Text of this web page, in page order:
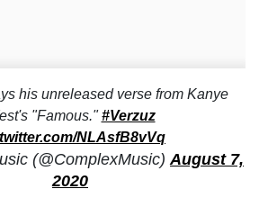
his unreleased verse from Kanye
"Famous."#Verzuz
NLAsfB8vVq
(@ComplexMusic)August 7,
2020